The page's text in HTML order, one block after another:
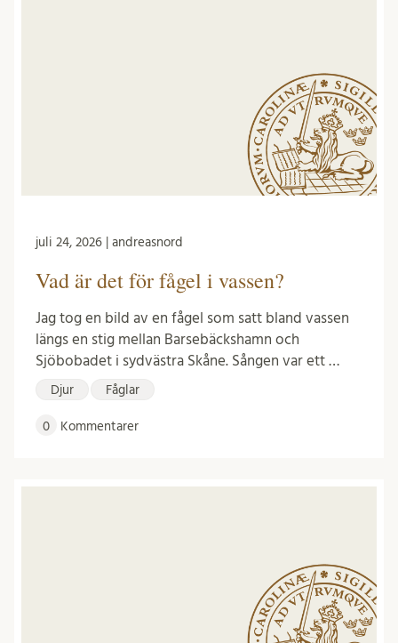
juli 24, 2026 | andreasnord
Vad är det för fågel i vassen?
Jag tog en bild av en fågel som satt bland vassen
längs en stig mellan Barsebäckshamn och
Sjöbobadet i sydvästra Skåne. Sången var ett …
Djur Fåglar
0 Kommentarer